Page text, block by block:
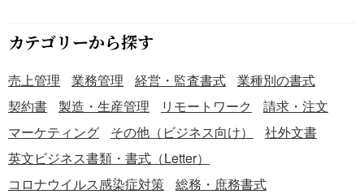
カテゴリーから探す
売上管理 業務管理 経営・監査書式
業種別の書式
契約書
製造・生産管理 リモートワーク
請求・注文
マーケティング
その他（ビジネス向け）
社外文書
英文ビジネス書類・書式（Letter）
コロナウイルス感染症対策
総務・庶務書式